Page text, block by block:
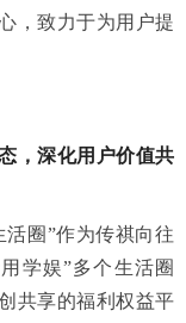
，致力于为用户提
，深化用户价值共
圈”作为传祺向往
学娱”多个生活圈
共享的福利权益平